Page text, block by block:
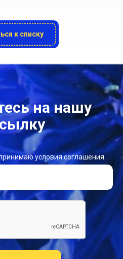
к списку
на нашу
условия соглашения.